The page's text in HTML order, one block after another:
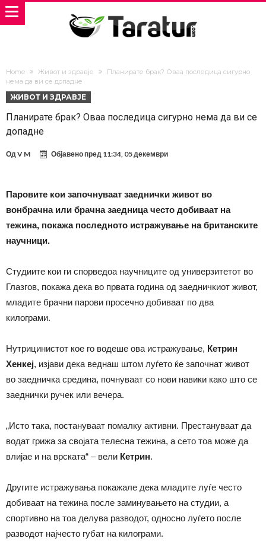
Home Живот и здравје
Планирате брак? Оваа последица сигурно
нема да ви се допадне
ЖИВОТ И ЗДРАВЈЕ
Планирате брак? Оваа последица сигурно нема да ви се
допадне
ОдV M Објавено пред 11:34, 05 декември
Паровите кои започнуваат заеднички живот во
вонбрачна или брачна заедница често добиваат на
тежина, покажа последното истражување на британските
научници.
Студиите кои ги спорведоа научниците од универзитетот во
Глазгов, покажа дека во првата година од заедничкиот живот,
младите брачни парови просечно добиваат по два
килограми.
Нутрицинистот кое го водеше ова истражување, Кетрин
Хенкеј, изјави дека веднаш штом луѓето ќе започнат живот
во заедничка средина, почнуваат со нови навики како што се
заеднички ручек или вечера.
„Исто така, постануваат помалку активни. Престануваат да
водат грижа за својата телесна тежина, а сето тоа може да
влијае и на врската“ – вели Кетрин.
Другите истражувања покажале дека младите луѓе често
добиваат на тежина после заминувањето на студии, а
спортивно на тоа делува разводот, односно луѓето после
разводот најчесто губат на килограми.